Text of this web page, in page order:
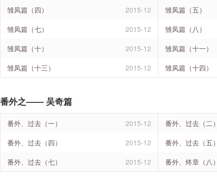
雏凤篇（四）
2015-12
雏凤篇（五）
雏凤篇（七）
2015-12
雏凤篇（八）
雏凤篇（十）
2015-12
雏凤篇（十一）
雏凤篇（十三）
2015-12 雏凤篇（十四）
番外之—— 吴奇篇
番外、过去（一） 2015-12
番外、过去（二
番外、过去（四）
2015-12
番外、过去（五
番外、过去（七）
2015-12 番外、终章（八